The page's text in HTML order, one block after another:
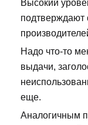
Высокий
подтверждают
Надо что-то
выдачи,
еще.
Аналогичным